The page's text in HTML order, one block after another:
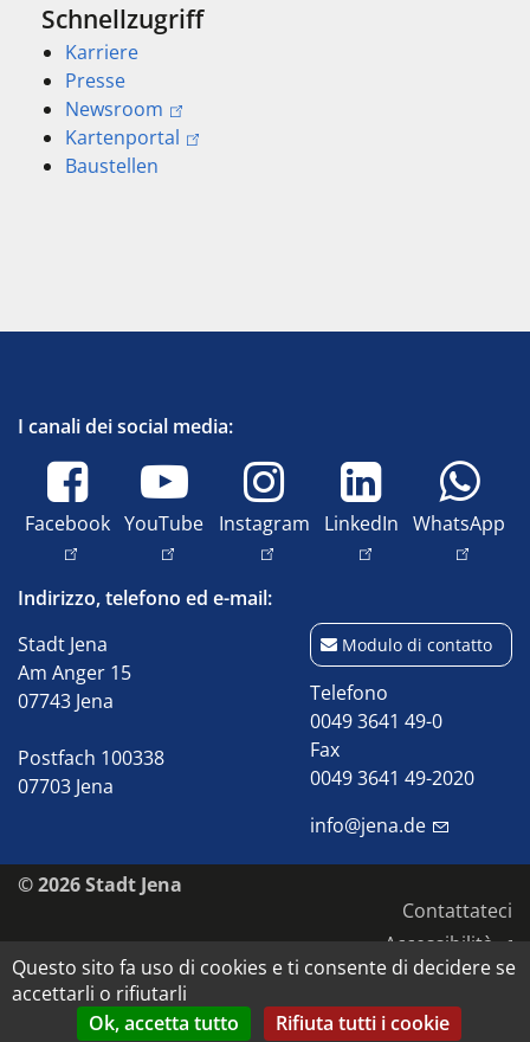
Schnellzugriff
Karriere
Presse
Newsroom
Kartenportal
Baustellen
I canali dei social media:
Facebook YouTube Instagram LinkedIn WhatsApp
Indirizzo, telefono ed e-mail:
Stadt Jena
Am Anger 15
07743 Jena
Postfach 100338
07703 Jena
Modulo di contatto
Telefono
0049 3641 49-0
Fax
0049 3641 49-2020
info@jena.de
© 2026 Stadt Jena
Contattateci
Accessibilità
Informativa sulla privacy
Impronta
Questo sito fa uso di cookies e ti consente di decidere se
accettarli o rifiutarli
Ok, accetta tutto
Rifiuta tutti i cookie